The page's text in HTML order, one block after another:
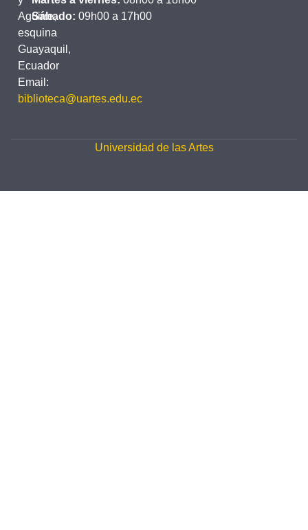
Aguirre,
esquina
Guayaquil,
Ecuador
Email:
biblioteca@uartes.edu.ec
Sábado: 09h00 a 17h00
Universidad de las Artes